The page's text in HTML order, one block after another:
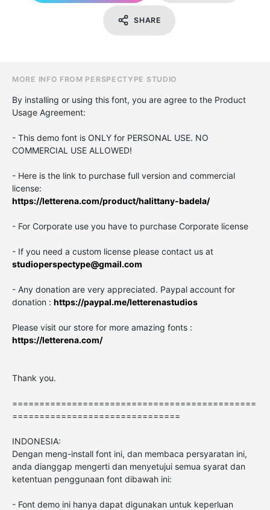
SHARE
MORE INFO FROM PERSPECTYPE STUDIO
By installing or using this font, you are agree to the Product
Usage Agreement:
- This demo font is ONLY for PERSONAL USE. NO
COMMERCIAL USE ALLOWED!
- Here is the link to purchase full version and commercial
license:
https://letterena.com/product/halittany-badela/
- For Corporate use you have to purchase Corporate license
- If you need a custom license please contact us at
studioperspectype@gmail.com
- Any donation are very appreciated. Paypal account for
donation : https://paypal.me/letterenastudios
Please visit our store for more amazing fonts :
https://letterena.com/
Thank you.
=============================================
===============================
INDONESIA:
Dengan meng-install font ini, dan membaca persyaratan ini,
anda dianggap mengerti dan menyetujui semua syarat dan
ketentuan penggunaan font dibawah ini:
- Font demo ini hanya dapat digunakan untuk keperluan